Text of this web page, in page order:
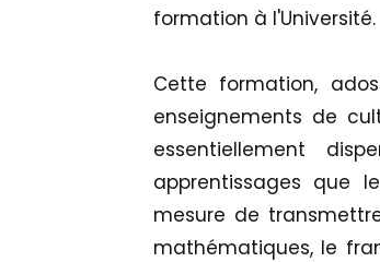
formation à l'Université.
Cette formation,
enseignements de
essentiellement
apprentissages que
mesure de
mathématiques, le